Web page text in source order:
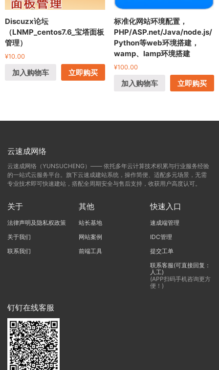
Discuzx论坛
（LNMP_centos7.6_宝塔面板
管理）
¥10.00
加入购物车 立即购买
标准化网站环境配置，
PHP/ASP.net/Java/node.js/
Python等web环境搭建，
wamp、lamp环境搭建
¥100.00
加入购物车 立即购买
云速成网络
云速成网络（YUNSUCHENG）—— 依托多年云计算技术积累与行业服务经验
的一站式云服务平台。旗下云速成建站系统，操作简便、适配多元场景，无需
专业技术即可快速建站，搭配全周期安全与售后支持，收获用户高度认可。
关于
法律声明及隐私权政策
关于我们
联系我们
其他
站长基地
网站案例
前端工具
快速入口
速成端管理
IDC管理
提交工单
联系客服(可直接回复：
人工)
(APP扫码手机咨询更方
便！)
钉钉在线客服